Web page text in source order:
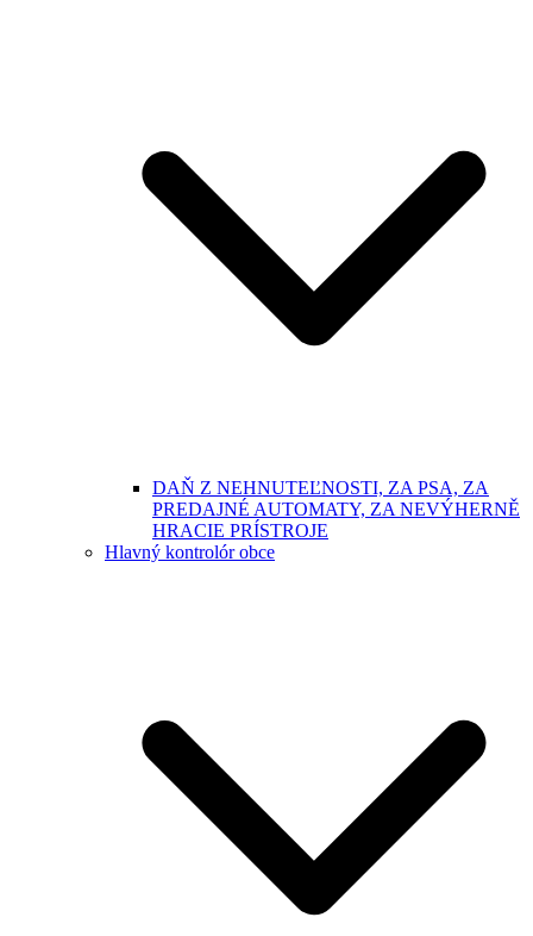
DAŇ Z NEHNUTEĽNOSTI, ZA PSA, ZA
PREDAJNÉ AUTOMATY, ZA NEVÝHERNĚ
HRACIE PRÍSTROJE
Hlavný kontrolór obce